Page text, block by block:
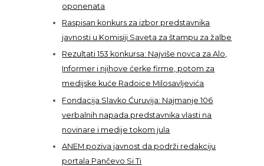
oponenata
Raspisan konkurs za izbor predstavnika
javnosti u Komisiji Saveta za štampu za žalbe
Rezultati 153 konkursa: Najviše novca za Alo,
Informer i njihove ćerke firme, potom za
medijske kuće Radoice Milosavljevića
Fondacija Slavko Ćuruvija: Najmanje 106
verbalnih napada predstavnika vlasti na
novinare i medije tokom jula
ANEM poziva javnost da podrži redakciju
portala Pančevo Si Ti